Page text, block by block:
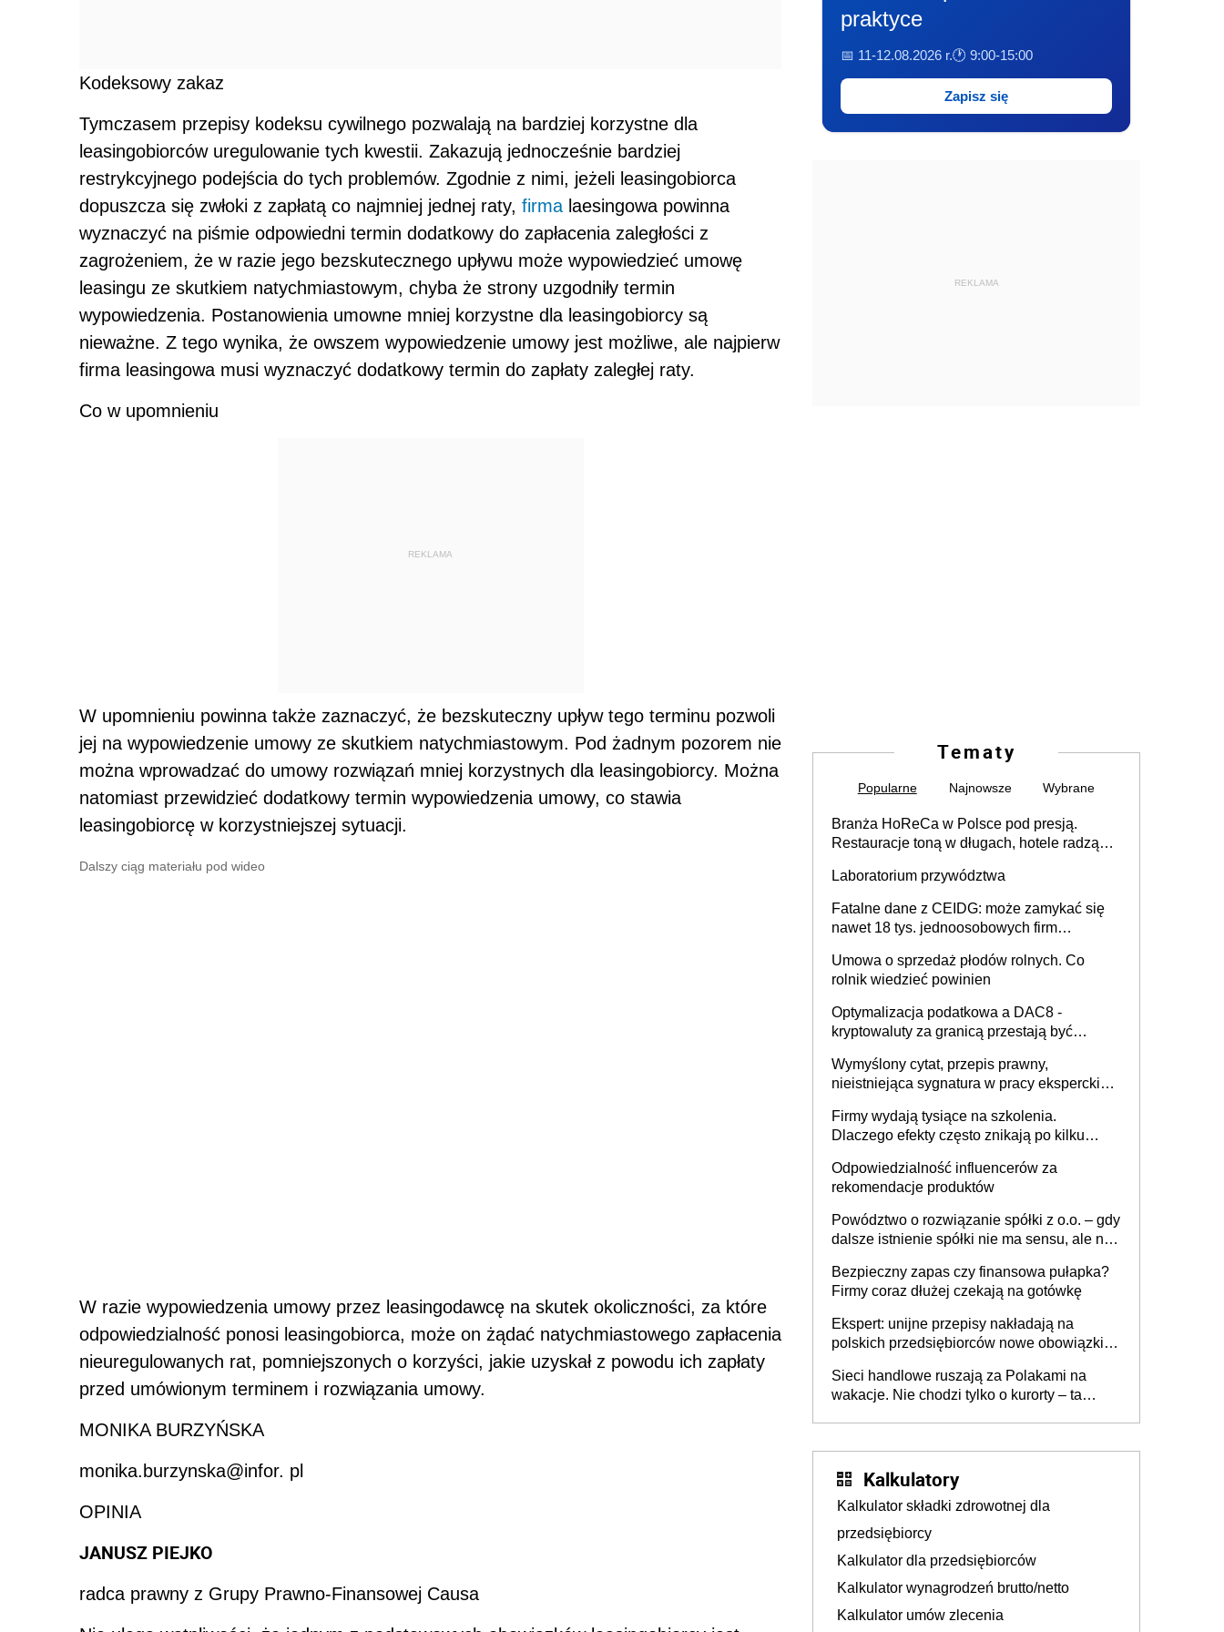
Kodeksowy zakaz
Tymczasem przepisy kodeksu cywilnego pozwalają na bardziej korzystne dla
leasingobiorców uregulowanie tych kwestii. Zakazują jednocześnie bardziej
restrykcyjnego podejścia do tych problemów. Zgodnie z nimi, jeżeli leasingobiorca
dopuszcza się zwłoki z zapłatą co najmniej jednej raty, firma laesingowa powinna
wyznaczyć na piśmie odpowiedni termin dodatkowy do zapłacenia zaległości z
zagrożeniem, że w razie jego bezskutecznego upływu może wypowiedzieć umowę
leasingu ze skutkiem natychmiastowym, chyba że strony uzgodniły termin
wypowiedzenia. Postanowienia umowne mniej korzystne dla leasingobiorcy są
nieważne. Z tego wynika, że owszem wypowiedzenie umowy jest możliwe, ale najpierw
firma leasingowa musi wyznaczyć dodatkowy termin do zapłaty zaległej raty.
Co w upomnieniu
REKLAMA
W upomnieniu powinna także zaznaczyć, że bezskuteczny upływ tego terminu pozwoli
jej na wypowiedzenie umowy ze skutkiem natychmiastowym. Pod żadnym pozorem nie
można wprowadzać do umowy rozwiązań mniej korzystnych dla leasingobiorcy. Można
natomiast przewidzieć dodatkowy termin wypowiedzenia umowy, co stawia
leasingobiorcę w korzystniejszej sytuacji.
Dalszy ciąg materiału pod wideo
W razie wypowiedzenia umowy przez leasingodawcę na skutek okoliczności, za które
odpowiedzialność ponosi leasingobiorca, może on żądać natychmiastowego zapłacenia
nieuregulowanych rat, pomniejszonych o korzyści, jakie uzyskał z powodu ich zapłaty
przed umówionym terminem i rozwiązania umowy.
MONIKA BURZYŃSKA
monika.burzynska@infor. pl
OPINIA
JANUSZ PIEJKO
radca prawny z Grupy Prawno-Finansowej Causa
praktyce
📅 11-12.08.2026 r.🕐 9:00-15:00
Zapisz się
REKLAMA
Tematy
Popularne Najnowsze Wybrane
Branża HoReCa w Polsce pod presją.
Restauracje toną w długach, hotele radzą
Laboratorium przywództwa
Fatalne dane z CEIDG: może zamykać się
nawet 18 tys. jednoosobowych firm
Umowa o sprzedaż płodów rolnych. Co
rolnik wiedzieć powinien
Optymalizacja podatkowa a DAC8 -
kryptowaluty za granicą przestają być
Wymyślony cytat, przepis prawny,
nieistniejąca sygnatura w pracy eksperckiej -
firmie
Firmy wydają tysiące na szkolenia.
Dlaczego efekty często znikają po kilku
Odpowiedzialność influencerów za
rekomendacje produktów
Powództwo o rozwiązanie spółki z o.o. – gdy
dalsze istnienie spółki nie ma sensu, ale nie
Bezpieczny zapas czy finansowa pułapka?
Firmy coraz dłużej czekają na gotówkę
Ekspert: unijne przepisy nakładają na
polskich przedsiębiorców nowe obowiązki w
Sieci handlowe ruszają za Polakami na
wakacje. Nie chodzi tylko o kurorty – ta
Kalkulatory
Kalkulator składki zdrowotnej dla
przedsiębiorcy
Kalkulator dla przedsiębiorców
Kalkulator wynagrodzeń brutto/netto
Kalkulator umów zlecenia